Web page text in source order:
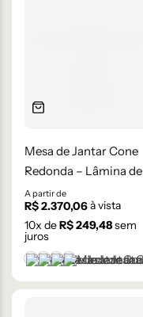
Mesa de Jantar Cone
Redonda – Lâmina de
Carvalho Natural
A partir de
R$2.370,06à vista
10x deR$249,48sem
juros
Castanho
Champanhe
Ébano
Natural